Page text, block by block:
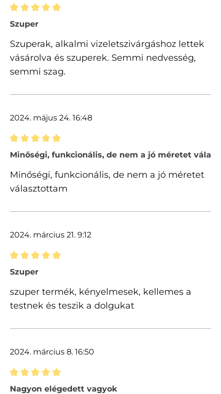
Értékelés 5 of 5 csillagok besorolásával
Szuper
Szuperak, alkalmi vizeletszivárgáshoz lettek
vásárolva és szuperek. Semmi nedvesség,
semmi szag.
2024. május 24. 16:48
Értékelés 5 of 5 csillagok besorolásával
Minőségi, funkcionális, de nem a jó méretet
Minőségi, funkcionális, de nem a jó méretet
választottam
2024. március 21. 9:12
Értékelés 5 of 5 csillagok besorolásával
Szuper
szuper termék, kényelmesek, kellemes a
testnek és teszik a dolgukat
2024. március 8. 16:50
Értékelés 5 of 5 csillagok besorolásával
Nagyon elégedett vagyok